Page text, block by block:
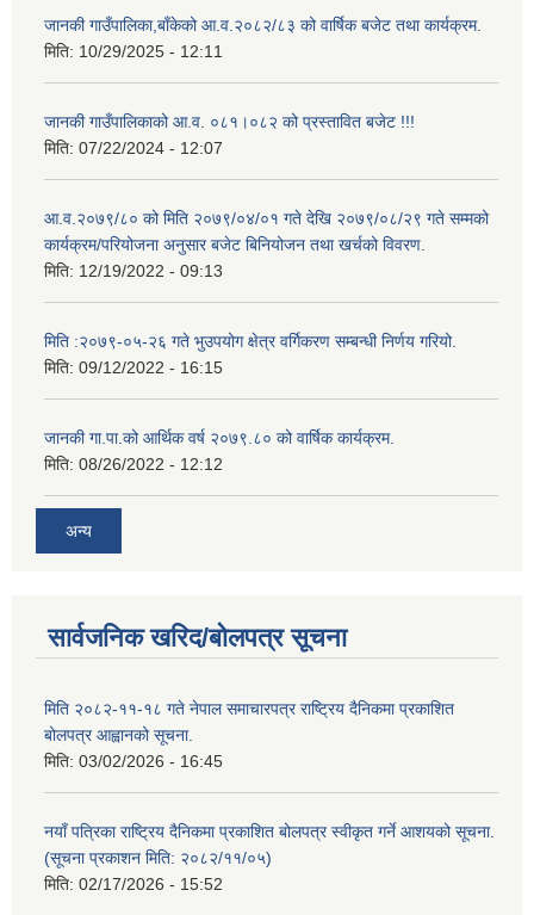
जानकी गाउँपालिका,बाँकेको आ.व.२०८२/८३ को वार्षिक बजेट तथा कार्यक्रम.
मिति: 10/29/2025 - 12:11
जानकी गाउँपालिकाको आ.व. ०८१।०८२ को प्रस्तावित बजेट !!!
मिति: 07/22/2024 - 12:07
आ.व.२०७९/८० को मिति २०७९/०४/०१ गते देखि २०७९/०८/२९ गते सम्मको
कार्यक्रम/परियोजना अनुसार बजेट बिनियोजन तथा खर्चको विवरण.
मिति: 12/19/2022 - 09:13
मिति :२०७९-०५-२६ गते भुउपयोग क्षेत्र वर्गिकरण सम्बन्धी निर्णय गरियो.
मिति: 09/12/2022 - 16:15
जानकी गा.पा.को आर्थिक वर्ष २०७९.८० को वार्षिक कार्यक्रम.
मिति: 08/26/2022 - 12:12
अन्य
सार्वजनिक खरिद/बोलपत्र सूचना
मिति २०८२-११-१८ गते नेपाल समाचारपत्र राष्ट्रिय दैनिकमा प्रकाशित
बोलपत्र आह्वानको सूचना.
मिति: 03/02/2026 - 16:45
नयाँ पत्रिका राष्ट्रिय दैनिकमा प्रकाशित बोलपत्र स्वीकृत गर्ने आशयको सूचना.
(सूचना प्रकाशन मिति: २०८२/११/०५)
मिति: 02/17/2026 - 15:52